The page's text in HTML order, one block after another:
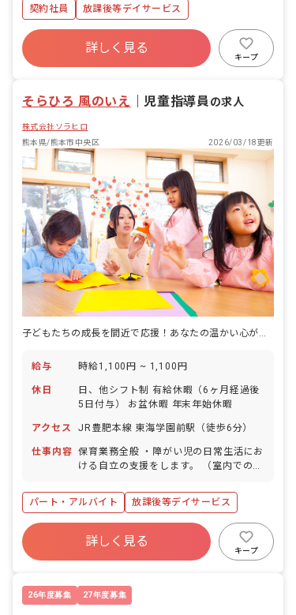
通自動車 AT車） ・定員10名の児童に対
して支援員4~6名で担当します。 ・その
他、上記に付随する業務。 ・土、祝日勤
契約社員 放課後等デイサービス
詳しく見る
キープ
そらひろ 風のいえ ｜児童指導員の求人
株式会社ソラヒロ
熊本県/熊本市中央区
2026/03/18更新
子どもたちの成長を間近で応援！あなたの温かい心が輝く場所がここにあります。
給与 時給1,100円 ~ 1,100円
休日
日、他シフト制 有給休暇（6ヶ月経過後
5日付与） お盆休暇 年末年始休暇
アクセス JR豊肥本線 東海学園前駅（徒歩6分）
仕事内容 保育業務全般 ・障がい児の日常生活にお
ける自立の支援をします。 （室内での
等の支援） ・送迎業務（社用車:軽、普
通自動車AT車） ・定員10名の児童に対
して支援員4~6名で担当します。 ・その
他、上記に付随する業務
パート・アルバイト 放課後等デイサービス
詳しく見る
キープ
26年度募集 27年度募集